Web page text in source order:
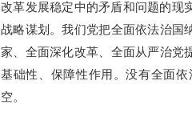
改革发展稳定中的矛盾和问题的现
战略谋划。我们党把全面依法治国
家、全面深化改革、全面从严治党
基础性、保障性作用。没有全面
空。